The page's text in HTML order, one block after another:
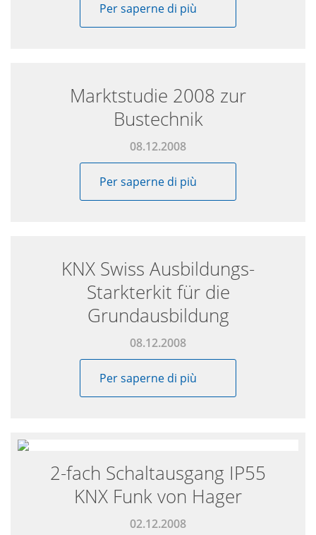
Per saperne di più
Marktstudie 2008 zur
Bustechnik
08.12.2008
Per saperne di più
KNX Swiss Ausbildungs-
Starkterkit für die
Grundausbildung
08.12.2008
Per saperne di più
2-fach Schaltausgang IP55
KNX Funk von Hager
02.12.2008